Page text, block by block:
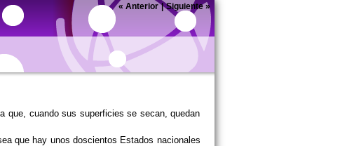
« Anterior|Siguiente»
que, cuando sus superficies se secan, quedan
que hay unos doscientos Estados nacionales